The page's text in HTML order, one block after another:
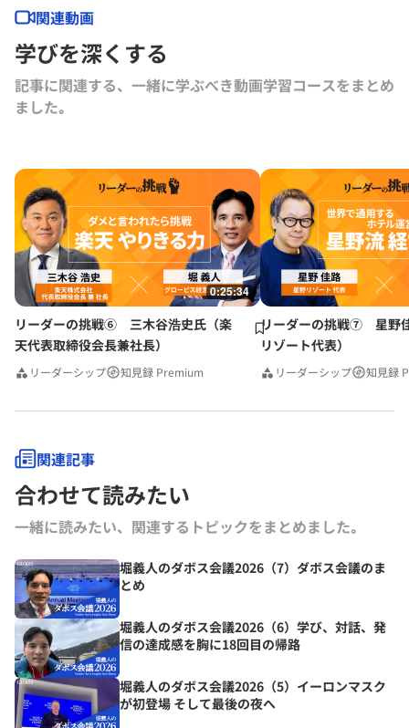
社 社外取締役。
関連動画
学びを深くする
記事に関連する、一緒に学ぶべき動画学習コースをまとめ
ました｡
0:25:34
リーダーの挑戦⑥ 三木谷浩史氏（楽
天代表取締役会長兼社長）
リーダーシップ 知見録 Premium
リーダーの挑戦⑦ 星野
リゾート代表）
リーダーシップ 知見録
関連記事
合わせて読みたい
一緒に読みたい、関連するトピックをまとめました｡
堀義人のダボス会議2026（7）ダボス会議のま
とめ
堀義人のダボス会議2026（6）学び、対話、発
信の達成感を胸に18回目の帰路
堀義人のダボス会議2026（5）イーロンマスク
が初登場 そして最後の夜へ